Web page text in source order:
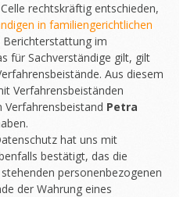
rechtskräftig entschieden,
in familiengerichtlichen
Berichterstattung im
für Sachverständige gilt, gilt
Aus diesem
Verfahrensbeiständen
Petra
hat uns mit
bestätigt, das die
personenbezogenen
der Wahrung eines